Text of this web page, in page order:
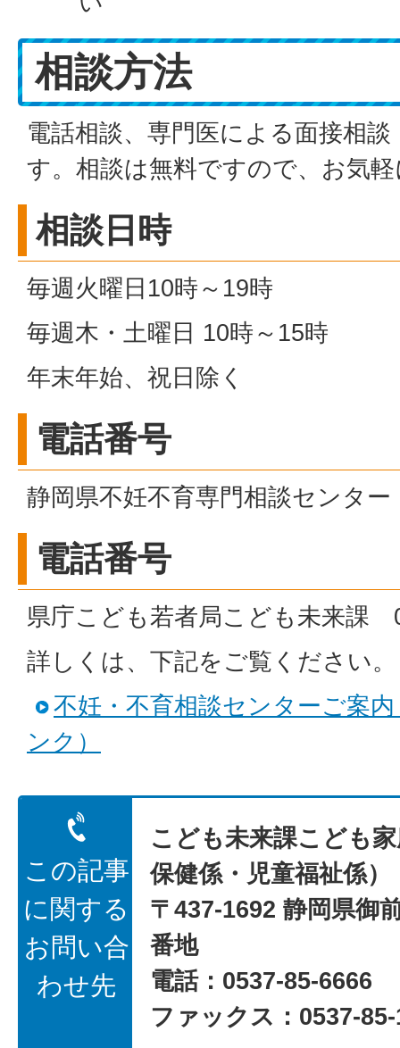
相談方法
電話相談、専門医による面接相
す。相談は無料ですので、お気
相談日時
毎週火曜日10時～19時
毎週木・土曜日 10時～15時
年末年始、祝日除く
電話番号
静岡県不妊不育専門相談センタ
電話番号
県庁こども若者局こども未来課
詳しくは、下記をご覧ください。
不妊・不育相談センターご案
ンク）
この記事
に関する
お問い合
わせ先
こども未来課こども
保健係・児童福祉係）
〒437-1692 静岡県御
番地
電話：0537-85-6666
ファックス：0537-